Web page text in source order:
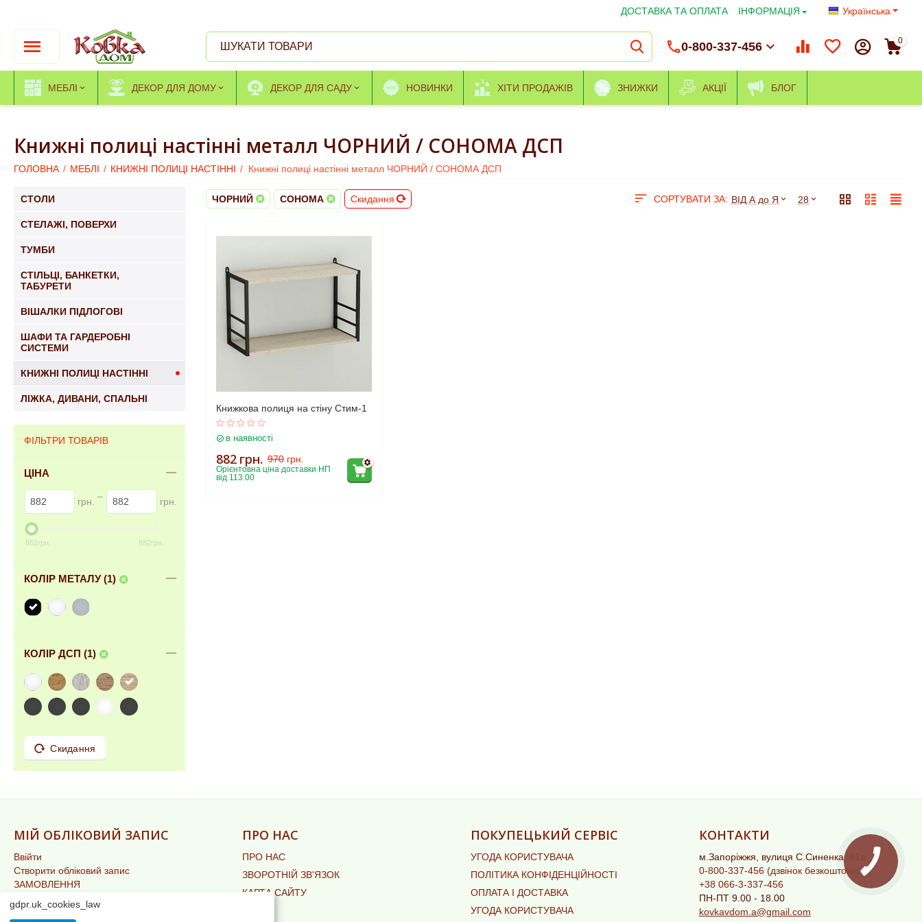
Українська
ДОСТАВКА ТА ОПЛАТА ІНФОРМАЦІЯ
0-800-337-456 0
МЕБЛІ ДЕКОР ДЛЯ ДОМУ ДЕКОР ДЛЯ САДУ НОВИНКИ ХІТИ ПРОДАЖІВ ЗНИЖКИ АКЦІЇ БЛОГ
Книжні полиці настінні металл ЧОРНИЙ / СОНОМА ДСП
ГОЛОВНА / МЕБЛІ / КНИЖНІ ПОЛИЦІ НАСТІННІ / Книжні полиці настінні металл ЧОРНИЙ / СОНОМА ДСП
ЧОРНИЙ СОНОМА Скидання СОРТУВАТИ ЗА: ВІД А до Я 28
Книжкова полиця на стіну Стим-1
в наявності
970 грн.
882 грн.
Орієнтовна ціна доставки НП
від 113.00
СТОЛИ
СТЕЛАЖІ, ПОВЕРХИ
ТУМБИ
СТІЛЬЦІ, БАНКЕТКИ,
ТАБУРЕТИ
ВІШАЛКИ ПІДЛОГОВІ
ШАФИ ТА ГАРДЕРОБНІ
СИСТЕМИ
КНИЖНІ ПОЛИЦІ НАСТІННІ
ЛІЖКА, ДИВАНИ, СПАЛЬНІ
ФІЛЬТРИ ТОВАРІВ
ЦІНА
грн. – грн.
882грн. 882грн.
КОЛІР МЕТАЛУ (1)
КОЛІР ДСП (1)
Скидання
МІЙ ОБЛІКОВИЙ ЗАПИС
Ввійти
Створити обліковий запис
ЗАМОВЛЕННЯ
CПИСОК ПОРІВНЯННЯ
ПРО НАС
ПРО НАС
ЗВОРОТНІЙ ЗВ'ЯЗОК
КАРТА САЙТУ
ПОКУПЕЦЬКИЙ СЕРВІС
УГОДА КОРИСТУВАЧА
ПОЛІТИКА КОНФІДЕНЦІЙНОСТІ
ОПЛАТА І ДОСТАВКА
УГОДА КОРИСТУВАЧА
КОНТАКТИ
м.Запоріжжя, вулиця С.Синенка, 81а
0-800-337-456(дзвінок безкоштовний)
+38 066-3-337-456
ПН-ПТ 9.00 - 18.00
kovkavdom.a@gmail.com
gdpr.uk_cookies_law